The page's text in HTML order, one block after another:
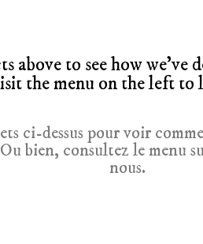
above to see how we've
the menu on the left to
ci-dessus pour voir
bien, consultez le menu
nous.